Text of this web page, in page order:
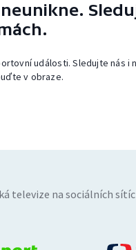
události. Sledujte nás i
v obraze.
televize na sociálních